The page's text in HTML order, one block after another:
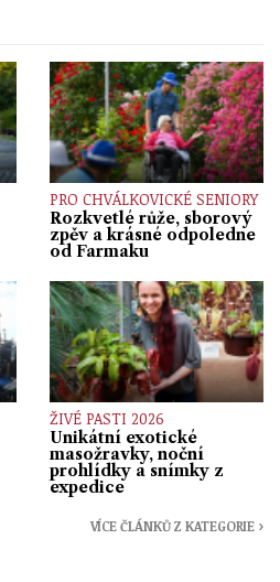
PRO CHVÁLKOVICKÉ SENIORY
Rozkvetlé růže, sborový
zpěv a krásné odpoledne
od Farmaku
ŽIVÉ PASTI 2026
Unikátní exotické
masožravky, noční
prohlídky a snímky z
expedice
VÍCE ČLÁNKŮ Z KATEGORIE ›